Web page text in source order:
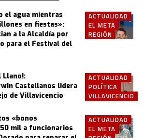
ACTUALIDAD
EL META
REGIÓN
el agua mientras
en fiestas»:
a la Alcaldía por
para el Festival del
ACTUALIDAD
POLÍTICA
VILLAVICENCIO
Llano!:
Castellanos lidera
de Villavicencio
ACTUALIDAD
EL META
«bonos
mil a funcionarios